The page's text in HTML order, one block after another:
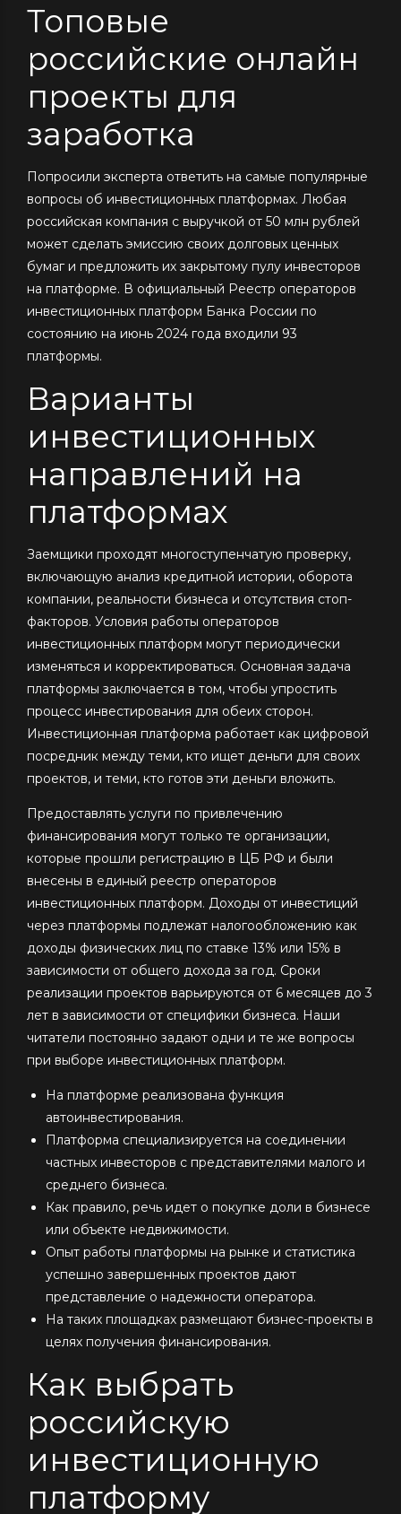
Топовые
российские онлайн
проекты для
заработка
Попросили эксперта ответить на самые популярные
вопросы об инвестиционных платформах. Любая
российская компания с выручкой от 50 млн рублей
может сделать эмиссию своих долговых ценных
бумаг и предложить их закрытому пулу инвесторов
на платформе. В официальный Реестр операторов
инвестиционных платформ Банка России по
состоянию на июнь 2024 года входили 93
платформы.
Варианты
инвестиционных
направлений на
платформах
Заемщики проходят многоступенчатую проверку,
включающую анализ кредитной истории, оборота
компании, реальности бизнеса и отсутствия стоп-
факторов. Условия работы операторов
инвестиционных платформ могут периодически
изменяться и корректироваться. Основная задача
платформы заключается в том, чтобы упростить
процесс инвестирования для обеих сторон.
Инвестиционная платформа работает как цифровой
посредник между теми, кто ищет деньги для своих
проектов, и теми, кто готов эти деньги вложить.
Предоставлять услуги по привлечению
финансирования могут только те организации,
которые прошли регистрацию в ЦБ РФ и были
внесены в единый реестр операторов
инвестиционных платформ. Доходы от инвестиций
через платформы подлежат налогообложению как
доходы физических лиц по ставке 13% или 15% в
зависимости от общего дохода за год. Сроки
реализации проектов варьируются от 6 месяцев до 3
лет в зависимости от специфики бизнеса. Наши
читатели постоянно задают одни и те же вопросы
при выборе инвестиционных платформ.
На платформе реализована функция
автоинвестирования.
Платформа специализируется на соединении
частных инвесторов с представителями малого и
среднего бизнеса.
Как правило, речь идет о покупке доли в бизнесе
или объекте недвижимости.
Опыт работы платформы на рынке и статистика
успешно завершенных проектов дают
представление о надежности оператора.
На таких площадках размещают бизнес-проекты в
целях получения финансирования.
Как выбрать
российскую
инвестиционную
платформу